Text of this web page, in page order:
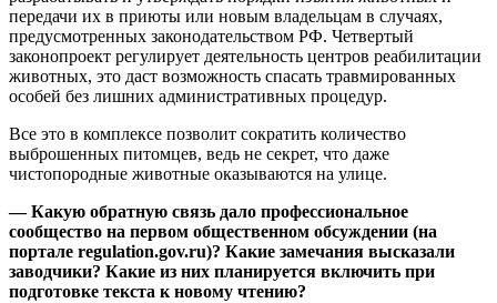
передачи их в приюты или новым владельцам в случаях,
предусмотренных законодательством РФ. Четвертый
законопроект регулирует деятельность центров реабилитации
животных, это даст возможность спасать травмированных
особей без лишних административных процедур.
Все это в комплексе позволит сократить количество
выброшенных питомцев, ведь не секрет, что даже
чистопородные животные оказываются на улице.
— Какую обратную связь дало профессиональное
сообщество на первом общественном обсуждении (на
портале regulation.gov.ru)? Какие замечания высказали
заводчики? Какие из них планируется включить при
подготовке текста к новому чтению?